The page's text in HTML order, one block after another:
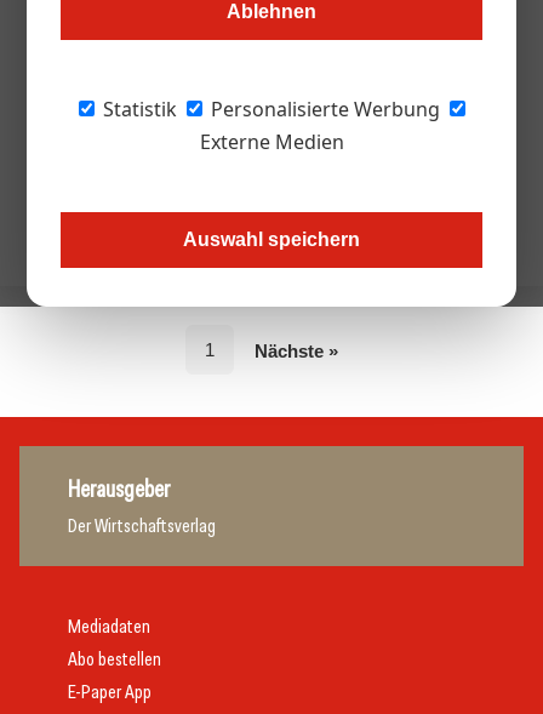
Ablehnen
Statistik
Personalisierte Werbung
Externe Medien
Auswahl speichern
Mag. Thomas Hassler
1 Nächste »
Herausgeber
Der Wirtschaftsverlag
Mediadaten
Abo bestellen
E-Paper App